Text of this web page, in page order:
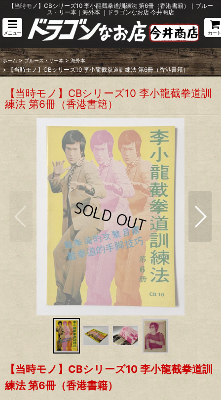
【当時モノ】CBシリーズ10 李小龍截拳道訓練法 第6冊（香港書籍）｜ブルー
ス・リー本｜海外本 ｜ドラゴンなお店 今井商店
メニュー カート
ホーム > ブルース・リー本 > 海外本
> 【当時モノ】CBシリーズ10 李小龍截拳道訓練法 第6冊（香港書籍）
【当時モノ】CBシリーズ10 李小龍截拳道訓
練法 第6冊（香港書籍）
【当時モノ】CBシリーズ10 李小龍截拳道訓
練法 第6冊（香港書籍）